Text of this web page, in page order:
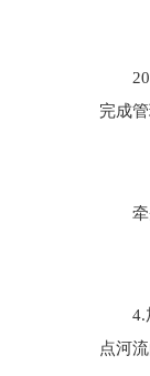
2019
完成
牵头
4.加
点河